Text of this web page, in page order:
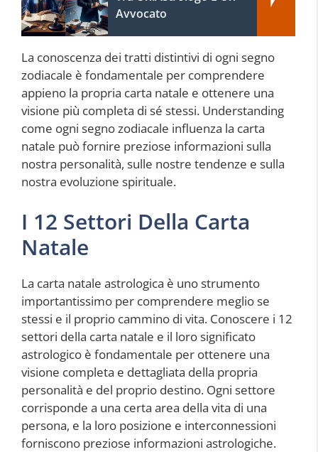
Avvocato
La conoscenza dei tratti distintivi di ogni segno
zodiacale è fondamentale per comprendere
appieno la propria carta natale e ottenere una
visione più completa di sé stessi. Understanding
come ogni segno zodiacale influenza la carta
natale può fornire preziose informazioni sulla
nostra personalità, sulle nostre tendenze e sulla
nostra evoluzione spirituale.
I 12 Settori Della Carta
Natale
La carta natale astrologica è uno strumento
importantissimo per comprendere meglio se
stessi e il proprio cammino di vita. Conoscere i 12
settori della carta natale e il loro significato
astrologico è fondamentale per ottenere una
visione completa e dettagliata della propria
personalità e del proprio destino. Ogni settore
corrisponde a una certa area della vita di una
persona, e la loro posizione e interconnessioni
forniscono preziose informazioni astrologiche.